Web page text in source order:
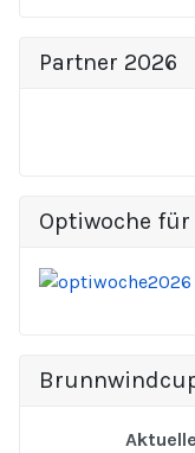
Partner 2026
Optiwoche